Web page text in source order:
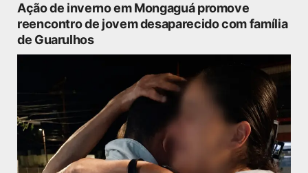
Ação de inverno em Mongaguá promove
reencontro de jovem desaparecido com família
de Guarulhos